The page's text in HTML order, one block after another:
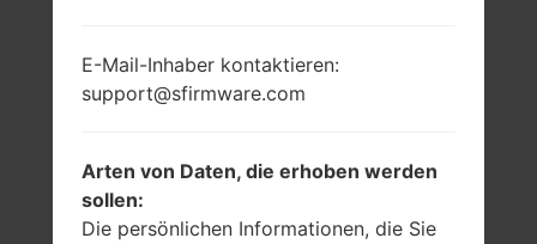
E-Mail-Inhaber kontaktieren:
support@sfirmware.com
Arten von Daten, die erhoben werden
sollen:
Die persönlichen Informationen, die Sie